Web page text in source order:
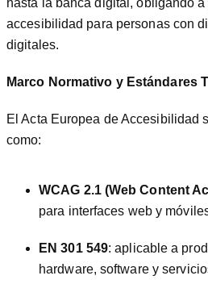
accesibilidad para personas con
digitales.
Marco Normativo y Estándares
El Acta Europea de Accesibilidad
como:
WCAG 2.1 (Web Content
para interfaces web y
EN 301 549: aplicable a
hardware, software y